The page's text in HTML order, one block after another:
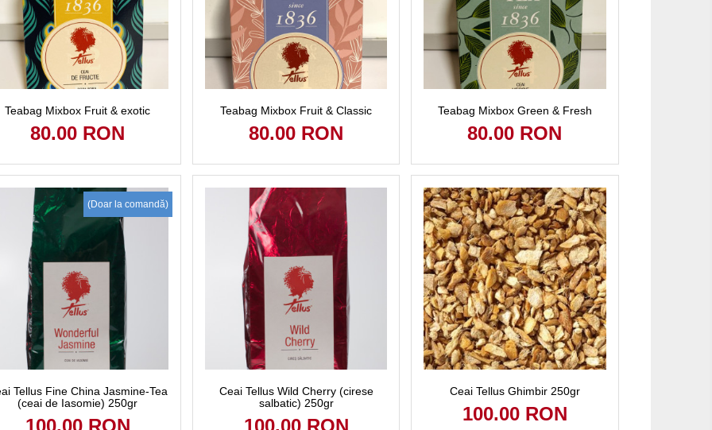
Teabag Mixbox Fruit & exotic
80.00 RON
Teabag Mixbox Fruit & Classic
80.00 RON
Teabag Mixbox Green & Fresh
80.00 RON
Tellus Fine China Jasmine-Tea
(ceai de Iasomie) 250gr
(Doar la comandă)
Ceai Tellus Wild Cherry (cirese
salbatic) 250gr
Ceai Tellus Ghimbir 250gr
100.00 RON